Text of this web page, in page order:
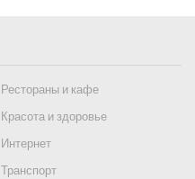
Рестораны и кафе
Красота и здоровье
Интернет
Транспорт